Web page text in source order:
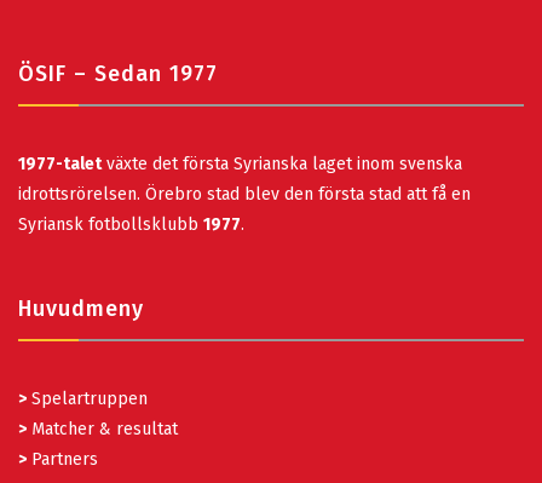
ÖSIF – Sedan 1977
1977-taletväxte det första Syrianska laget inom svenska
idrottsrörelsen. Örebro stad blev den första stad att få en
Syriansk fotbollsklubb 1977.
Huvudmeny
> Spelartruppen
> Matcher & resultat
> Partners